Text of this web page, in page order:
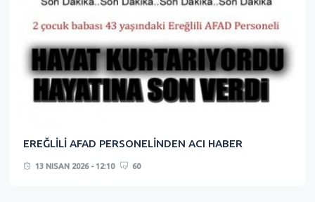
EREĞLİLİ AFAD PERSONELİNDEN ACI HABER
13 NISAN 2026 - 12:10 60